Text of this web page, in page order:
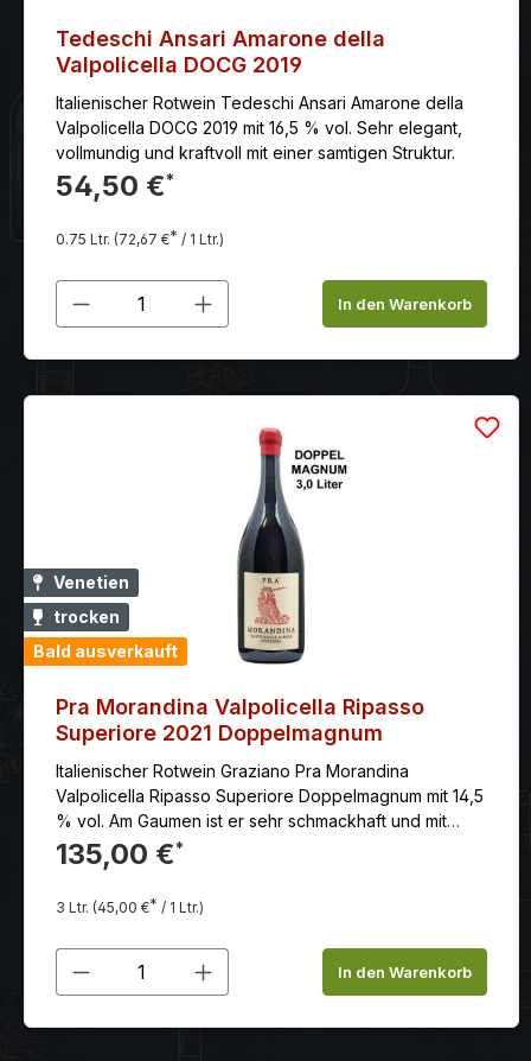
Tedeschi Ansari Amarone della
Valpolicella DOCG 2019
Italienischer Rotwein Tedeschi Ansari Amarone della
Valpolicella DOCG 2019 mit 16,5 % vol. Sehr elegant,
vollmundig und kraftvoll mit einer samtigen Struktur.
54,50 €*
0.75 Ltr. (72,67 €* / 1 Ltr.)
Produkt Anzahl: Gib denIn den Warenkorb
Venetien
trocken
Bald ausverkauft
Pra Morandina Valpolicella Ripasso
Superiore 2021 Doppelmagnum
Italienischer Rotwein Graziano Pra Morandina
Valpolicella Ripasso Superiore Doppelmagnum mit 14,5
% vol. Am Gaumen ist er sehr schmackhaft und mit
einer schönen Frische ausgestattet. Man findet hier
Noten von Kirschen, Pflaumenmarmelade und
Rhabarber.
135,00 €*
3 Ltr. (45,00 €* / 1 Ltr.)
Produkt Anzahl: Gib denIn den Warenkorb